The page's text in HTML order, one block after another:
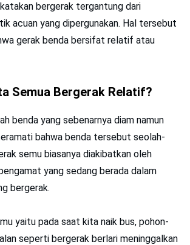
bergerak tergantung dari
acuan yang dipergunakan. Hal tersebut
gerak benda bersifat relatif atau
Semua Bergerak Relatif?
benda yang sebenarnya diam namun
bahwa benda tersebut seolah-
semu biasanya diakibatkan oleh
yang sedang berada dalam
bergerak.
yaitu pada saat kita naik bus, pohon-
seperti bergerak berlari meninggalkan